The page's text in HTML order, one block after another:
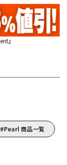
』
Pearl 商品一覧